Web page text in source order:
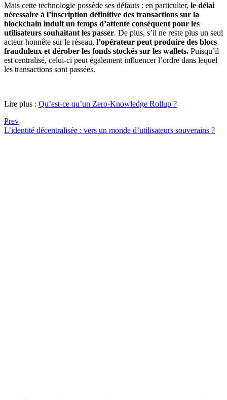
Mais cette technologie possède ses défauts : en particulier, le délai
nécessaire à l’inscription définitive des transactions sur la
blockchain induit un temps d’attente conséquent pour les
utilisateurs souhaitant les passer. De plus, s’il ne reste plus un seul
acteur honnête sur le réseau, l’opérateur peut produire des blocs
frauduleux et dérober les fonds stockés sur les wallets. Puisqu’il
est centralisé, celui-ci peut également influencer l’ordre dans lequel
les transactions sont passées.
Lire plus : Qu’est-ce qu’un Zero-Knowledge Rollup ?
Prev
L’identité décentralisée : vers un monde d’utilisateurs souverains ?